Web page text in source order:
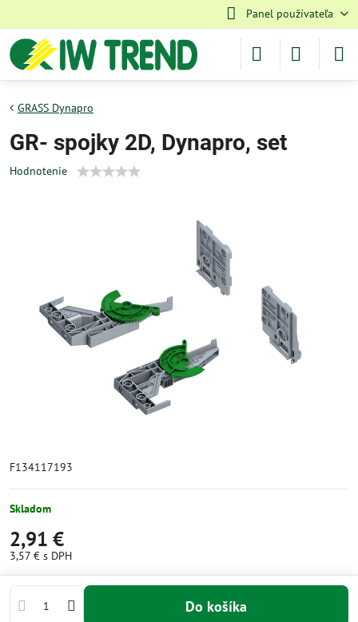
Panel používateľa
GRASS Dynapro
GR- spojky 2D, Dynapro, set
Hodnotenie
F134117193
Skladom
2,91 €
3,57 € s DPH
Do košíka